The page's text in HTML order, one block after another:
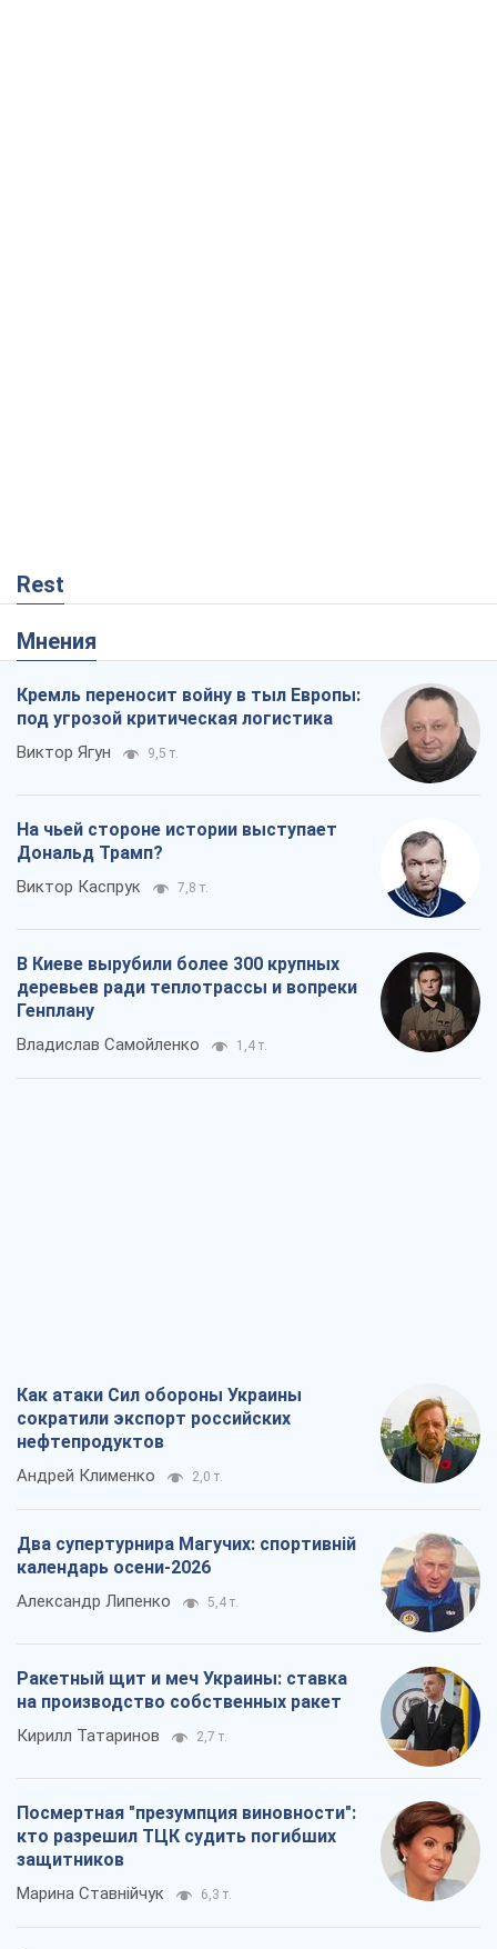
Rest
Мнения
Кремль переносит войну в тыл Европы:
под угрозой критическая логистика
Виктор Ягун 9,5 т.
На чьей стороне истории выступает
Дональд Трамп?
Виктор Каспрук 7,8 т.
В Киеве вырубили более 300 крупных
деревьев ради теплотрассы и вопреки
Генплану
Владислав Самойленко 1,4 т.
Как атаки Сил обороны Украины
сократили экспорт российских
нефтепродуктов
Андрей Клименко 2,0 т.
Два супертурнира Магучих: спортивній
календарь осени-2026
Александр Липенко 5,4 т.
Ракетный щит и меч Украины: ставка
на производство собственных ракет
Кирилл Татаринов 2,7 т.
Посмертная "презумпция виновности":
кто разрешил ТЦК судить погибших
защитников
Марина Ставнійчук 6,3 т.